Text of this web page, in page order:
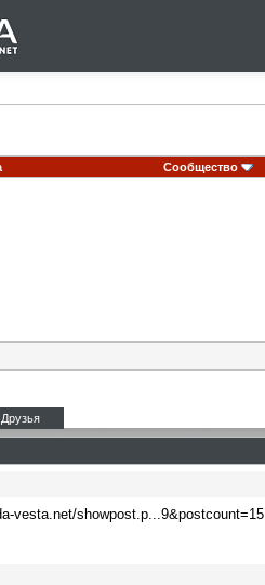
Сообщество
Друзья
vesta.net/showpost.p...9&postcount=15